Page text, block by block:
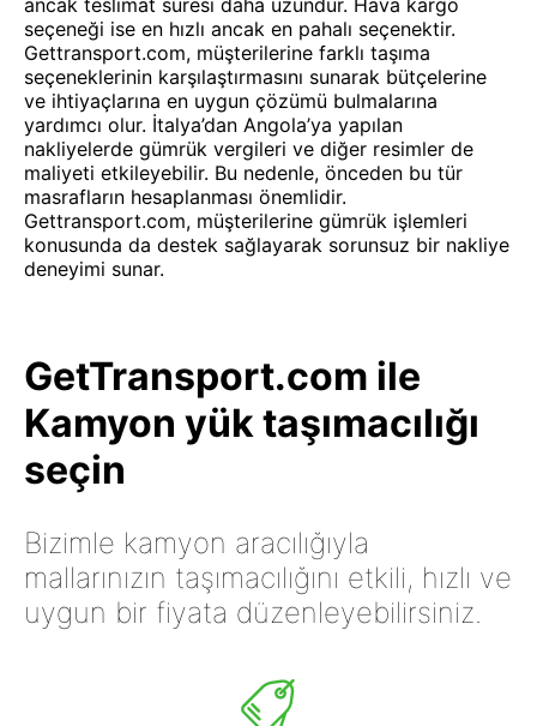
ancak teslimat süresi daha uzundur. Hava kargo
seçeneği ise en hızlı ancak en pahalı seçenektir.
Gettransport.com, müşterilerine farklı taşıma
seçeneklerinin karşılaştırmasını sunarak bütçelerine
ve ihtiyaçlarına en uygun çözümü bulmalarına
yardımcı olur. İtalya’dan Angola’ya yapılan
nakliyelerde gümrük vergileri ve diğer resimler de
maliyeti etkileyebilir. Bu nedenle, önceden bu tür
masrafların hesaplanması önemlidir.
Gettransport.com, müşterilerine gümrük işlemleri
konusunda da destek sağlayarak sorunsuz bir nakliye
deneyimi sunar.
GetTransport.com ile
Kamyon yük taşımacılığı
seçin
Bizimle kamyon aracılığıyla
mallarınızın taşımacılığını etkili, hızlı ve
uygun bir fiyata düzenleyebilirsiniz.